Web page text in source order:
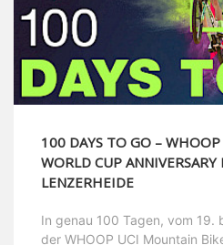
100 DAYS TO GO –
WORLD CUP
LENZERHEIDE
In genau 100 Tagen, vom 19.
der WHOOP UCI Mountain